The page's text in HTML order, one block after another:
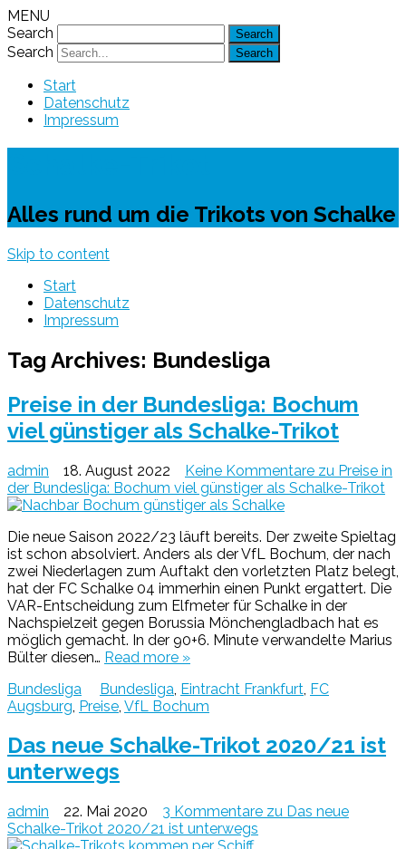
MENU
Search
Search
Start
Datenschutz
Impressum
Alles rund um die Trikots von Schalke
Skip to content
Start
Datenschutz
Impressum
Tag Archives: Bundesliga
Preise in der Bundesliga: Bochum
viel günstiger als Schalke-Trikot
admin 18. August 2022 Keine Kommentare zu Preise in
der Bundesliga: Bochum viel günstiger als Schalke-Trikot
Die neue Saison 2022/23 läuft bereits. Der zweite Spieltag
ist schon absolviert. Anders als der VfL Bochum, der nach
zwei Niederlagen zum Auftakt den vorletzten Platz belegt,
hat der FC Schalke 04 immerhin einen Punkt ergattert. Die
VAR-Entscheidung zum Elfmeter für Schalke in der
Nachspielzeit gegen Borussia Mönchengladbach hat es
möglich gemacht. In der 90+6. Minute verwandelte Marius
Bülter diesen… Read more »
Bundesliga
Bundesliga Eintracht Frankfurt FC
Augsburg Preise VfL Bochum
Das neue Schalke-Trikot 2020/21 ist
unterwegs
admin 22. Mai 2020 3 Kommentare zu Das neue
Schalke-Trikot 2020/21 ist unterwegs